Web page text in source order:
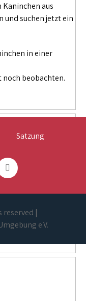
aus
und suchen jetzt ein
in einer
noch beobachten.
Satzung
|
e.V.